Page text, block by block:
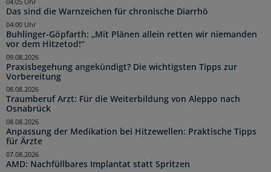
Das sind die Warnzeichen für chronische Diarrhö
04:05 Uhr
Buhlinger-Göpfarth: „Mit Plänen allein retten wir niemanden
vor dem Hitzetod!“
04:00 Uhr
Praxisbegehung angekündigt? Die wichtigsten Tipps zur
Vorbereitung
09.08.2026
Traumberuf Arzt: Für die Weiterbildung von Aleppo nach
Osnabrück
08.08.2026
Anpassung der Medikation bei Hitzewellen: Praktische Tipps
für Ärzte
08.08.2026
AMD: Nachfüllbares Implantat statt Spritzen
07.08.2026